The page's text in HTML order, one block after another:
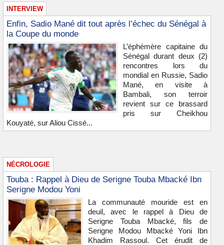
INTERVIEW
Enfin, Sadio Mané dit tout après l’échec du Sénégal à
la Coupe du monde
L’éphémère capitaine du
Sénégal durant deux (2)
rencontres lors du
mondial en Russie, Sadio
Mané, en visite à
Bambali, son terroir
revient sur ce brassard
pris sur Cheikhou
Kouyaté, sur Aliou Cissé...
NÉCROLOGIE
Touba : Rappel à Dieu de Serigne Touba Mbacké Ibn
Serigne Modou Yoni
La communauté mouride est en
deuil, avec le rappel à Dieu de
Serigne Touba Mbacké, fils de
Serigne Modou Mbacké Yoni Ibn
Khadim Rassoul. Cet érudit de